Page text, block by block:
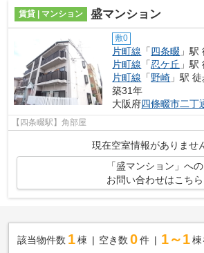
賃貸 | マンション 盛マンション
敷0
片町線 「四条畷 」駅
片町線 「忍ケ丘 」駅
片町線 「野崎 」駅
築31年
大阪府四條畷市二丁
【四条畷駅】角部屋
現在空室情報がありませ
「盛マンション」への
お問い合わせはこちら
該当物件数 1棟 空き数 0 件 1～1 棟